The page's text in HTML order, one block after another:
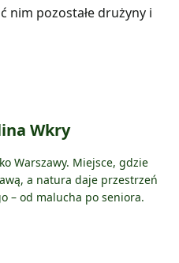
nim pozostałe drużyny i
Wkry
Warszawy. Miejsce, gdzie
a natura daje przestrzeń
– od malucha po seniora.